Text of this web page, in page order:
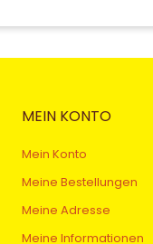
MEIN KONTO
Mein Konto
Meine Bestellungen
Meine Adresse
Meine Informationen